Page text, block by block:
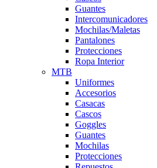
Guantes
Intercomunicadores
Mochilas/Maletas
Pantalones
Protecciones
Ropa Interior
MTB
Uniformes
Accesorios
Casacas
Cascos
Goggles
Guantes
Mochilas
Protecciones